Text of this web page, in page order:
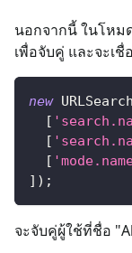
นอกจากนี้ ในโหม
เพื่อจับคู่ และจะเชื่
new
[
[
[
] ) ;
จะจับคู่ผู้ใช้ที่ชื่อ